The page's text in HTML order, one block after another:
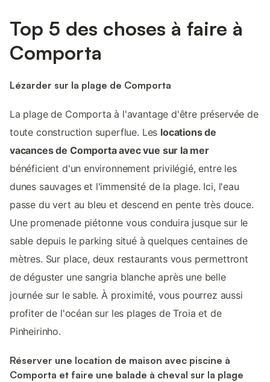
Top 5 des choses à faire à
Comporta
Lézarder sur la plage de Comporta
La plage de Comporta à l'avantage d'être préservée de
toute construction superflue. Les locations de
vacances de Comporta avec vue sur la mer
bénéficient d'un environnement privilégié, entre les
dunes sauvages et l'immensité de la plage. Ici, l'eau
passe du vert au bleu et descend en pente très douce.
Une promenade piétonne vous conduira jusque sur le
sable depuis le parking situé à quelques centaines de
mètres. Sur place, deux restaurants vous permettront
de déguster une sangria blanche après une belle
journée sur le sable. À proximité, vous pourrez aussi
profiter de l'océan sur les plages de Troia et de
Pinheirinho.
Réserver une location de maison avec piscine à
Comporta et faire une balade à cheval sur la plage